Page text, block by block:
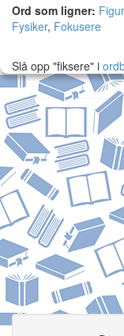
Ord som ligner: Figur
Fysiker, Fokusere
Slå opp "fiksere" i